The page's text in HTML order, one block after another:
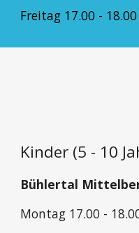
Freitag 17.00 -
Kinder (5 - 10
Bühlertal
Montag 17.00 - 18